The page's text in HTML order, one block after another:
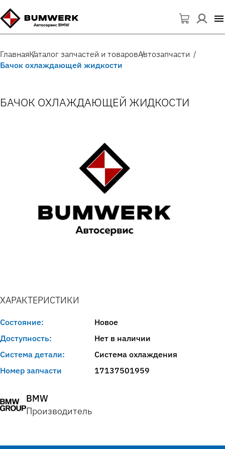
ГлавнаяКаталог запчастей и товаровАвтозапчасти
Бачок охлаждающей жидкости
БАЧОК ОХЛАЖДАЮЩЕЙ ЖИДКОСТИ
ХАРАКТЕРИСТИКИ
Состояние:
Новое
Доступность:
Нет в наличии
Система детали:
Система охлаждения
Номер запчасти
17137501959
BMW
Производитель